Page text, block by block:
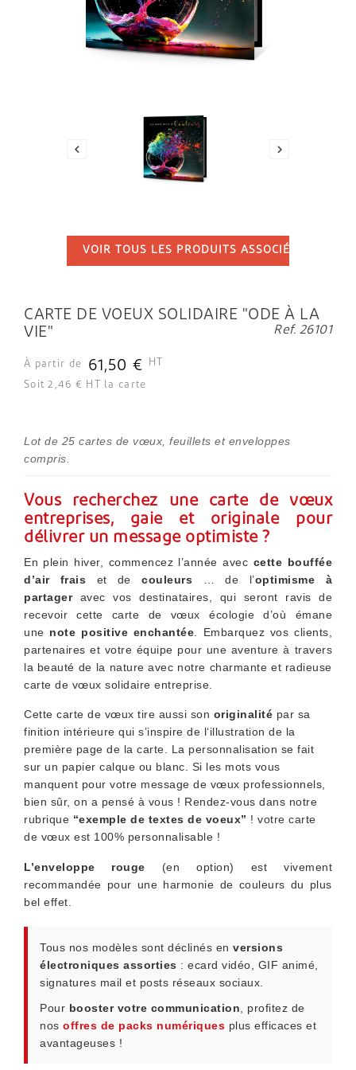
 
VOIR TOUS LES PRODUITS ASSOCIÉS
CARTE DE VOEUX SOLIDAIRE "ODE À LA
VIE"
Ref. 26101
À partir de 61,50 € HT
Soit 2,46 € HT la carte
Lot de 25 cartes de vœux, feuillets et enveloppes
compris.
Vous recherchez une carte de vœux
entreprises, gaie et originale pour
délivrer un message optimiste ?
En plein hiver, commencez l’année avec cette bouffée
d’air frais et decouleurs … de l’optimisme à
partageravec vos destinataires, qui seront ravis de
recevoir cette carte de vœux écologie d’où émane
une note positive enchantée . Embarquez vos clients,
partenaires et votre équipe pour une aventure à travers
la beauté de la nature avec notre charmante et radieuse
carte de vœux solidaire entreprise.
Cette carte de vœux tire aussi son originalité par sa
finition intérieure qui s’inspire de l‘illustration de la
première page de la carte. La personnalisation se fait
sur un papier calque ou blanc. Si les mots vous
manquent pour votre message de vœux professionnels,
bien sûr, on a pensé à vous ! Rendez-vous dans notre
rubrique “exemple de textes de voeux” ! votre carte
de vœux est 100% personnalisable !
L’enveloppe rouge (en option) est vivement
recommandée pour une harmonie de couleurs du plus
bel effet.
Tous nos modèles sont déclinés en versions
électroniques assorties : ecard vidéo, GIF animé,
signatures mail et posts réseaux sociaux.
Pour booster votre communication , profitez de
nos offres de packs numériques plus efficaces et
avantageuses !